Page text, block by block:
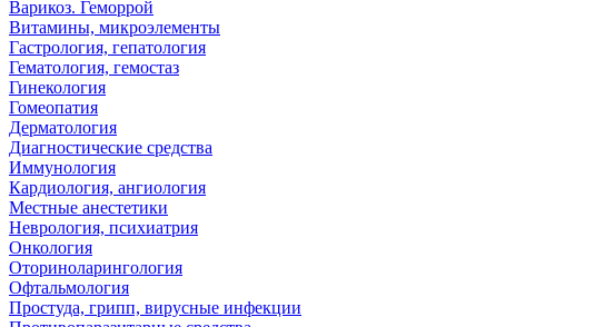
Варикоз. Геморрой
Витамины, микроэлементы
Гастрология, гепатология
Гематология, гемостаз
Гинекология
Гомеопатия
Дерматология
Диагностические средства
Иммунология
Кардиология, ангиология
Местные анестетики
Неврология, психиатрия
Онкология
Оториноларингология
Офтальмология
Простуда, грипп, вирусные инфекции